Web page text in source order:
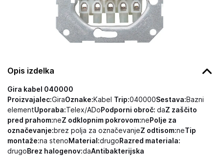
Opis izdelka
Gira kabel 040000
Proizvajalec:GiraOznake:Kabel Trip:040000Sestava:Bazni
elementUporaba:Telex/ADoPodporni obroč: daZ zaščito
pred prahom:neZ odklopnim pokrovom:nePolje za
označevanje:brez polja za označevanjeZ odtisom:neTip
montaže:na stenoMaterial:drugoRazred materiala:
drugoBrez halogenov:daAntibakterijska